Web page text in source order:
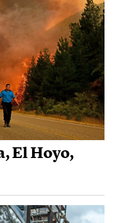
El Hoyo,